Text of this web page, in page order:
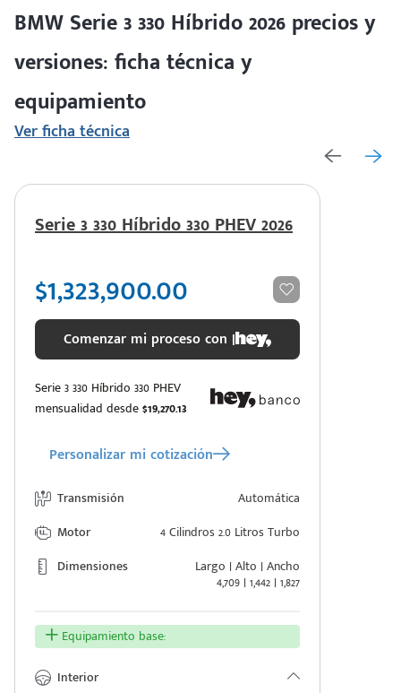
BMW Serie 3 330 Híbrido 2026 precios y
versiones: ficha técnica y
equipamiento
Ver ficha técnica
Serie 3 330 Híbrido 330 PHEV 2026
$1,323,900.00
Comenzar mi proceso con |
Serie 3 330 Híbrido 330 PHEV
mensualidad desde$19,270.13
Personalizar mi cotización
Transmisión
Automática
Motor
4 Cilindros 2.0 Litros Turbo
Dimensiones
Largo | Alto | Ancho
4,709 | 1,442 | 1,827
Equipamiento base:
Interior